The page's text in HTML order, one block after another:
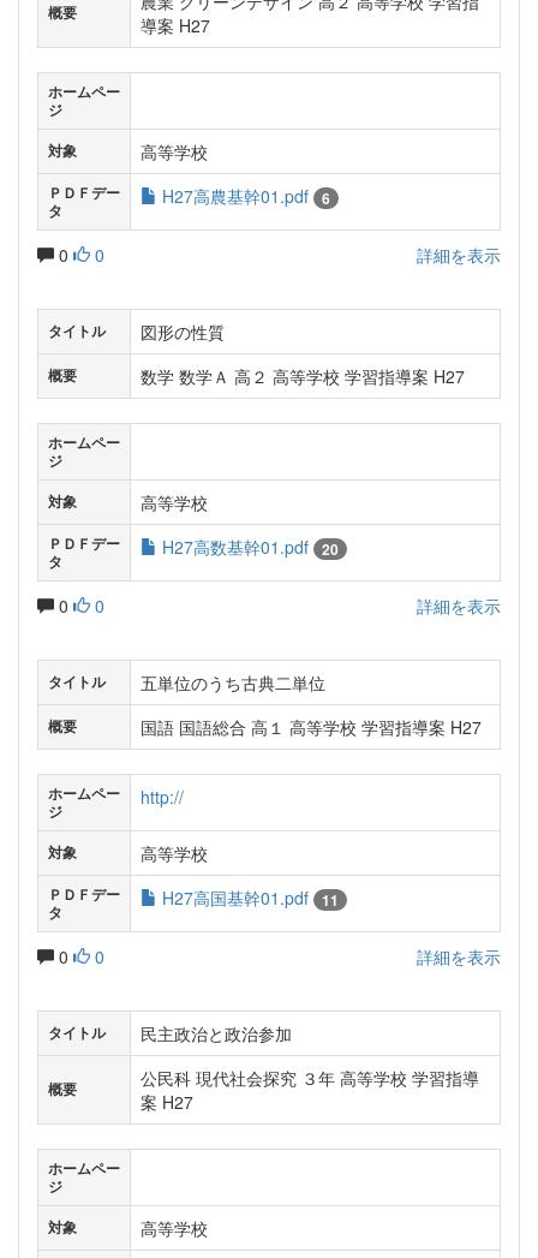
概要
導案 H27
ホームペー
ジ
対象
高等学校
ＰＤＦデー
タ
H27高農基幹01.pdf 6
0 0 詳細を表示
タイトル 図形の性質
概要 数学 数学Ａ 高２ 高等学校 学習指導案 H27
ホームペー
ジ
対象
高等学校
ＰＤＦデー
タ
H27高数基幹01.pdf 20
0 0 詳細を表示
タイトル 五単位のうち古典二単位
概要 国語 国語総合 高１ 高等学校 学習指導案 H27
ホームペー
ジ
http://
対象 高等学校
ＰＤＦデー
タ
H27高国基幹01.pdf 11
0 0 詳細を表示
タイトル 民主政治と政治参加
概要
公民科 現代社会探究 ３年 高等学校 学習指導
案 H27
ホームペー
ジ
対象
高等学校